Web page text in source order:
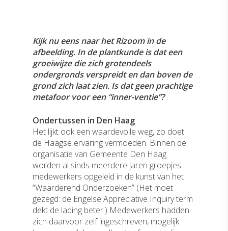
Kijk nu eens naar het Rizoom in de
afbeelding. In de plantkunde is dat een
groeiwijze die zich grotendeels
ondergronds verspreidt en dan boven de
grond zich laat zien. Is dat geen prachtige
metafoor voor een “inner-ventie”?
Ondertussen in Den Haag
Het lijkt ook een waardevolle weg, zo doet
de Haagse ervaring vermoeden. Binnen de
organisatie van Gemeente Den Haag
worden al sinds meerdere jaren groepjes
medewerkers opgeleid in de kunst van het
“Waarderend Onderzoeken” (Het moet
gezegd: de Engelse Appreciative Inquiry term
dekt de lading beter.) Medewerkers hadden
zich daarvoor zelf ingeschreven, mogelijk
Home